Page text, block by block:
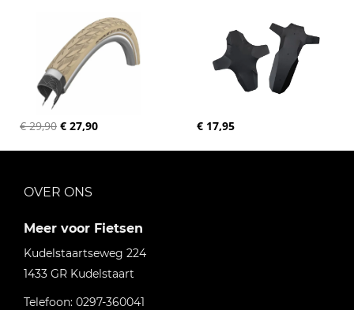
€ 29,90 € 27,90 € 17,95
OVER ONS
Meer voor Fietsen
Kudelstaartseweg 224
1433 GR Kudelstaart
Telefoon: 0297-360041